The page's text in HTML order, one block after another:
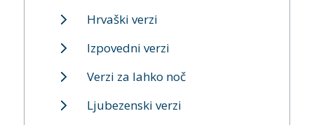
Hrvaški verzi
Izpovedni verzi
Verzi za lahko noč
Ljubezenski verzi